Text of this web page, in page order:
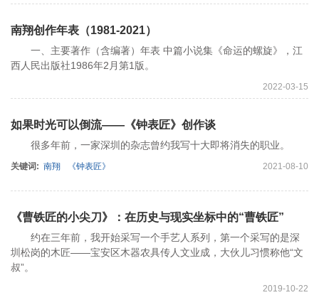
南翔创作年表（1981-2021）
一、主要著作（含编著）年表 中篇小说集《命运的螺旋》，江
西人民出版社1986年2月第1版。
2022-03-15
如果时光可以倒流——《钟表匠》创作谈
很多年前，一家深圳的杂志曾约我写十大即将消失的职业。
关键词: 南翔 《钟表匠》 2021-08-10
《曹铁匠的小尖刀》：在历史与现实坐标中的“曹铁匠”
约在三年前，我开始采写一个手艺人系列，第一个采写的是深
圳松岗的木匠——宝安区木器农具传人文业成，大伙儿习惯称他“文
叔”。
2019-10-22